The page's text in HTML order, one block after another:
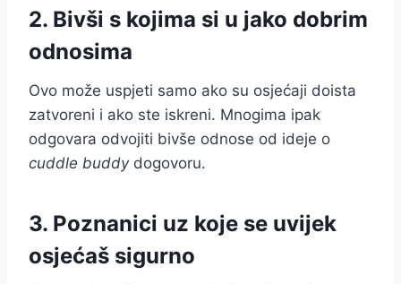
2. Bivši s kojima si u jako dobrim
odnosima
Ovo može uspjeti samo ako su osjećaji doista
zatvoreni i ako ste iskreni. Mnogima ipak
odgovara odvojiti bivše odnose od ideje o
cuddle buddydogovoru.
3. Poznanici uz koje se uvijek
osjećaš sigurno